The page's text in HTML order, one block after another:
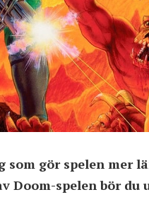
gör spelen mer
Doom-spelen bör du